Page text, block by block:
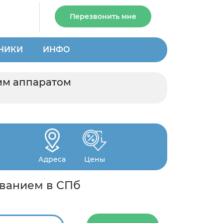
Перезвонить мне
ИНФО
аппаратом
Адреса Цены
в СПб